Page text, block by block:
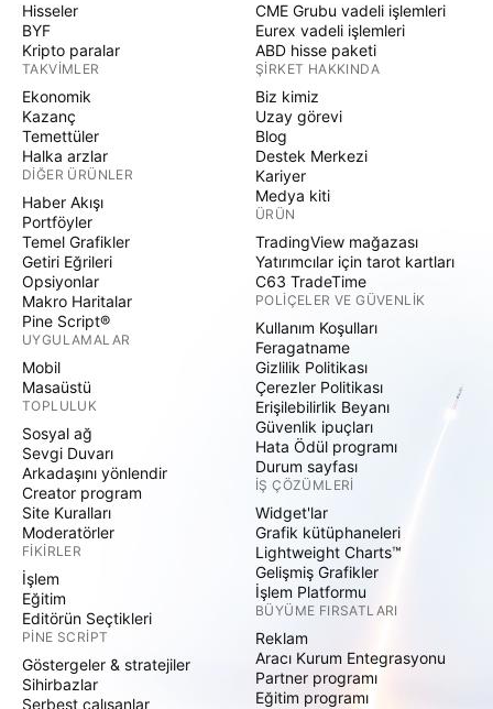
Hisseler
BYF
Kripto paralar
TAKVIMLER
Ekonomik
Kazanç
Temettüler
Halka arzlar
DIĞER ÜRÜNLER
Haber Akışı
Portföyler
Temel Grafikler
Getiri Eğrileri
Opsiyonlar
Makro Haritalar
Pine Script®
UYGULAMALAR
Mobil
Masaüstü
TOPLULUK
Sosyal ağ
Sevgi Duvarı
Arkadaşını yönlendir
Creator program
Site Kuralları
Moderatörler
FIKIRLER
İşlem
Eğitim
Editörün Seçtikleri
PINE SCRIPT
Göstergeler & stratejiler
Sihirbazlar
Serbest çalışanlar
CME Grubu vadeli işlemleri
Eurex vadeli işlemleri
ABD hisse paketi
ŞIRKET HAKKINDA
Biz kimiz
Uzay görevi
Blog
Destek Merkezi
Kariyer
Medya kiti
ÜRÜN
TradingView mağazası
Yatırımcılar için tarot kartları
C63 TradeTime
POLIÇELER VE GÜVENLIK
Kullanım Koşulları
Feragatname
Gizlilik Politikası
Çerezler Politikası
Erişilebilirlik Beyanı
Güvenlik ipuçları
Hata Ödül programı
Durum sayfası
İŞ ÇÖZÜMLERI
Widget'lar
Grafik kütüphaneleri
Lightweight Charts™
Gelişmiş Grafikler
İşlem Platformu
BÜYÜME FIRSATLARI
Reklam
Aracı Kurum Entegrasyonu
Partner programı
Eğitim programı